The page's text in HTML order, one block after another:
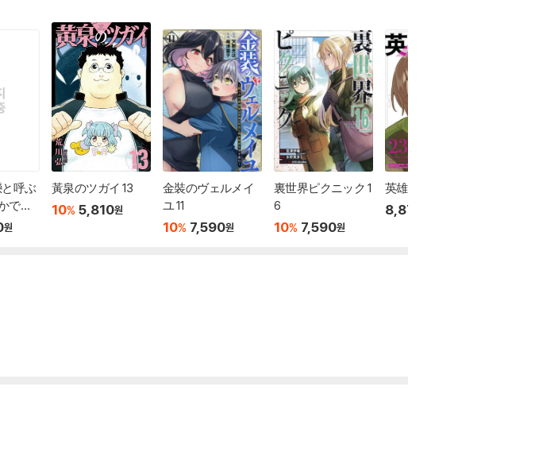
と呼ぶ
です
원
黃泉のツガイ 13
10% 5,810원
金裝のヴェルメイ
ユ 11
10% 7,590원
裏世界ピクニック 1
6
10% 7,590원
英雄敎室 23
8,870